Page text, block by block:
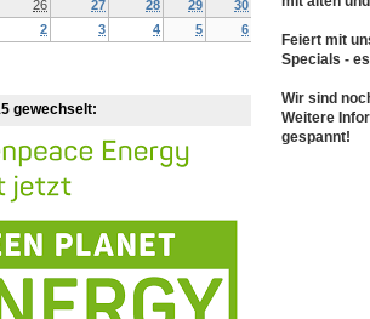
26 27 28 29
30
2 3 4 5 6
gewechselt:
Feiert mit
Specials -
Wir sind
Weitere
gespannt!